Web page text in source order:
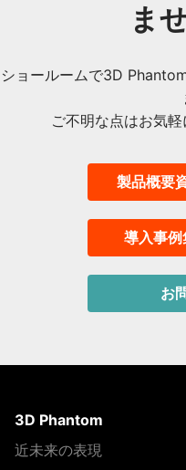
ま
ショールームで3D
ご不明な点はお気軽
製品概要
導入事
お
3D Phantom
近未来の表現